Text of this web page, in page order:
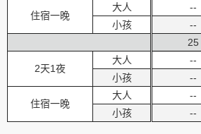
住宿一晚
大人
小孩
2天1夜
大人
小孩
住宿一晚
大人
小孩
--
--
25
--
--
--
--